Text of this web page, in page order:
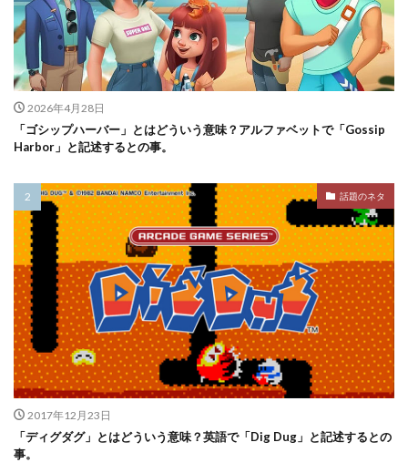
2026年4月28日
「ゴシップハーバー」とはどういう意味？アルファベットで「Gossip
Harbor」と記述するとの事。
話題のネタ
2017年12月23日
「ディグダグ」とはどういう意味？英語で「Dig Dug」と記述するとの
事。